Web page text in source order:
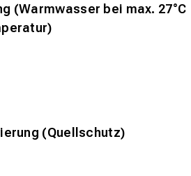
(Warmwasser bei max. 27°C
(Quellschutz)